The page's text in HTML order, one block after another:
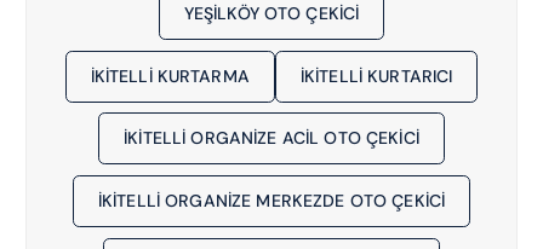
YEŞILKÖY OTO ÇEKICI
İKITELLI KURTARMA İKITELLI KURTARICI
İKİTELLİ ORGANİZE ACIL OTO ÇEKICI
İKİTELLİ ORGANİZE MERKEZDE OTO ÇEKICI